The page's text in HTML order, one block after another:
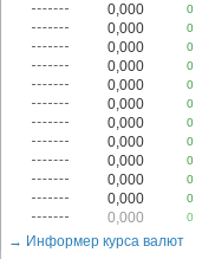
0,000
0
0,000
0
0,000
0
0,000
0
0,000
0
0,000
0
0,000
0
0,000
0
0,000
0
0,000
0
0,000
0
0,000
0
→ Информер курса валют